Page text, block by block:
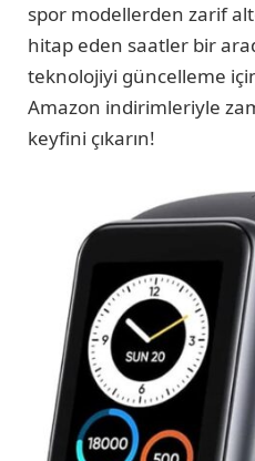
spor modellerden zarif
hitap eden saatler bir
teknolojiyi güncelleme
Amazon indirimleriyle
keyfini çıkarın!